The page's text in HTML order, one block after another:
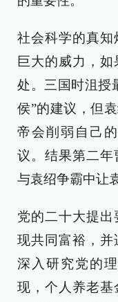
社会科学的真知
巨大的威力，
处。三国时沮授
侯”的建议，但
帝会削弱自己
议。结果第二年
与袁绍争霸中让
党的二十大提
现共同富裕，并
深入研究党的
现，个人养老基